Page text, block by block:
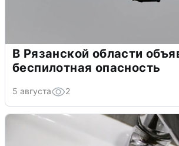
В Рязанской области
беспилотная опасность
5 августа 2